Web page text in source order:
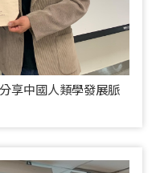
享中國人類學發展脈